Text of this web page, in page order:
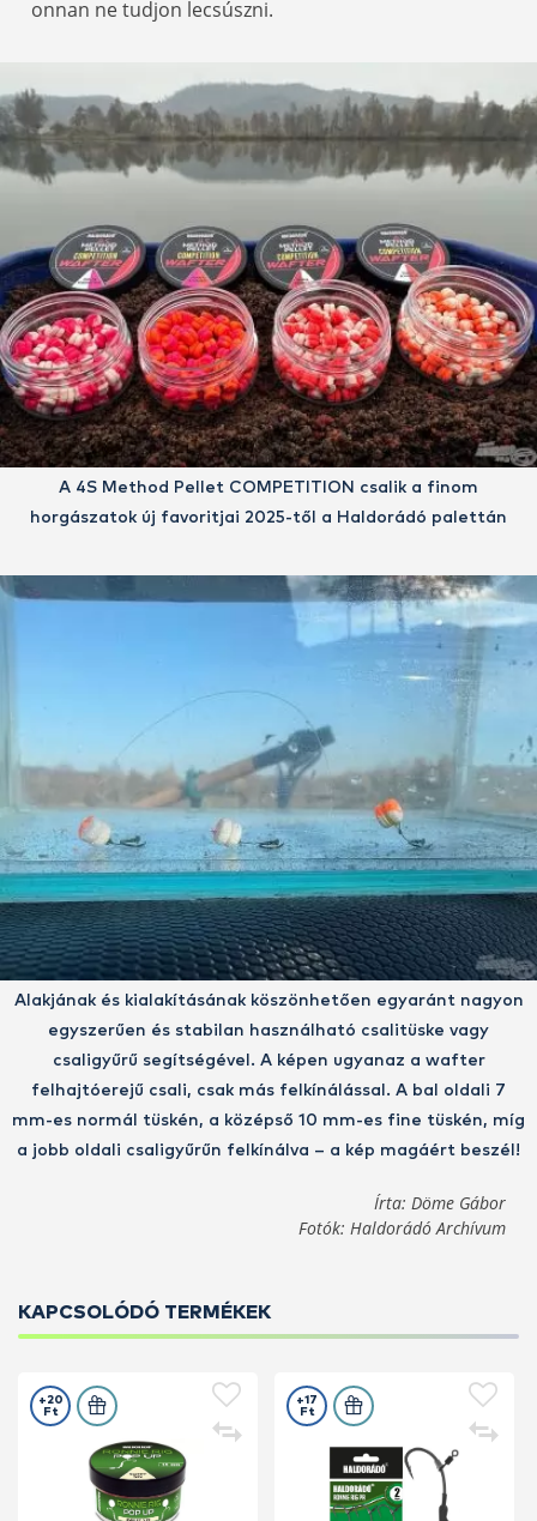
onnan ne tudjon lecsúszni.
A 4S Method Pellet COMPETITION csalik a finom
horgászatok új favoritjai 2025-től a Haldorádó palettán
Alakjának és kialakításának köszönhetően egyaránt nagyon
egyszerűen és stabilan használható csalitüske vagy
csaligyűrű segítségével. A képen ugyanaz a wafter
felhajtóerejű csali, csak más felkínálással. A bal oldali 7
mm-es normál tüskén, a középső 10 mm-es fine tüskén, míg
a jobb oldali csaligyűrűn felkínálva – a kép magáért beszél!
Írta: Döme Gábor
Fotók: Haldorádó Archívum
KAPCSOLÓDÓ TERMÉKEK
+20
Ft
+17
Ft